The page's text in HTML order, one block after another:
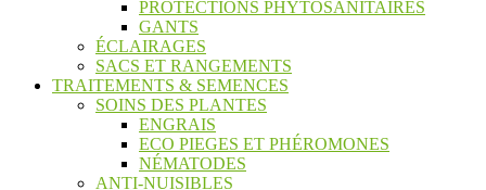
PROTECTIONS PHYTOSANITAIRES
GANTS
ÉCLAIRAGES
SACS ET RANGEMENTS
TRAITEMENTS & SEMENCES
SOINS DES PLANTES
ENGRAIS
ECO PIEGES ET PHÉROMONES
NÉMATODES
ANTI-NUISIBLES